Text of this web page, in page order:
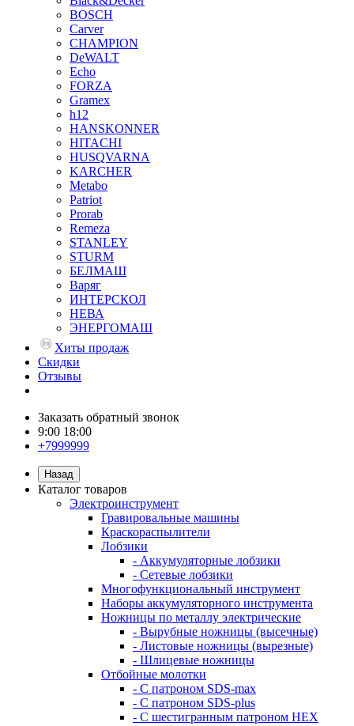
BOSCH
Carver
CHAMPION
DeWALT
Echo
FORZA
Gramex
h12
HANSKONNER
HITACHI
HUSQVARNA
KARCHER
Metabo
Patriot
Prorab
Remeza
STANLEY
STURM
БЕЛМАШ
Варяг
ИНТЕРСКОЛ
НЕВА
ЭНЕРГОМАШ
Хиты продаж
Скидки
Отзывы
Заказать обратный звонок
9:00 18:00
+7999999
Назад
Каталог товаров
Электроинструмент
Гравировальные машины
Краскораспылители
Лобзики
- Аккумуляторные лобзики
- Сетевые лобзики
Многофункциональный инструмент
Наборы аккумуляторного инструмента
Ножницы по металлу электрические
- Вырубные ножницы (высечные)
- Листовые ножницы (вырезные)
- Шлицевые ножницы
Отбойные молотки
- С патроном SDS-max
- С патроном SDS-plus
- С шестигранным патроном HEX